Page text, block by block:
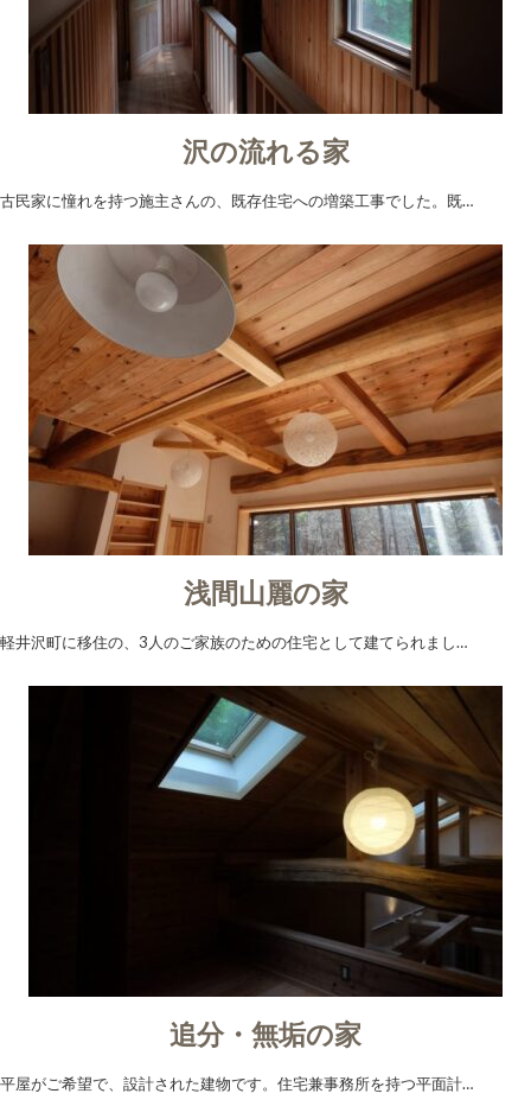
沢の流れる家
古民家に憧れを持つ施主さんの、既存住宅への増築工事でした。既…
浅間山麗の家
軽井沢町に移住の、3人のご家族のための住宅として建てられまし…
追分・無垢の家
平屋がご希望で、設計された建物です。住宅兼事務所を持つ平面計…